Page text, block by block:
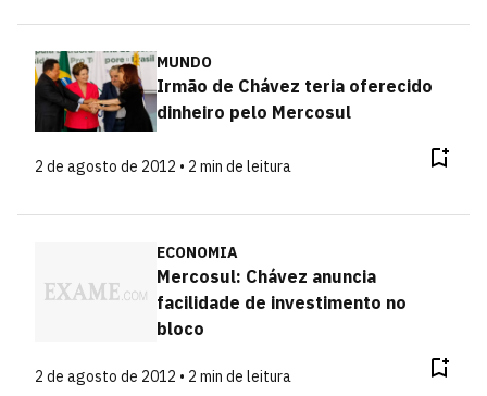
MUNDO
Irmão de Chávez teria oferecido
dinheiro pelo Mercosul
2 de agosto de 2012 • 2 min de leitura
ECONOMIA
Mercosul: Chávez anuncia
facilidade de investimento no
bloco
2 de agosto de 2012 • 2 min de leitura